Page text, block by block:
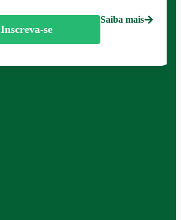
Inscreva-se
Saiba mais